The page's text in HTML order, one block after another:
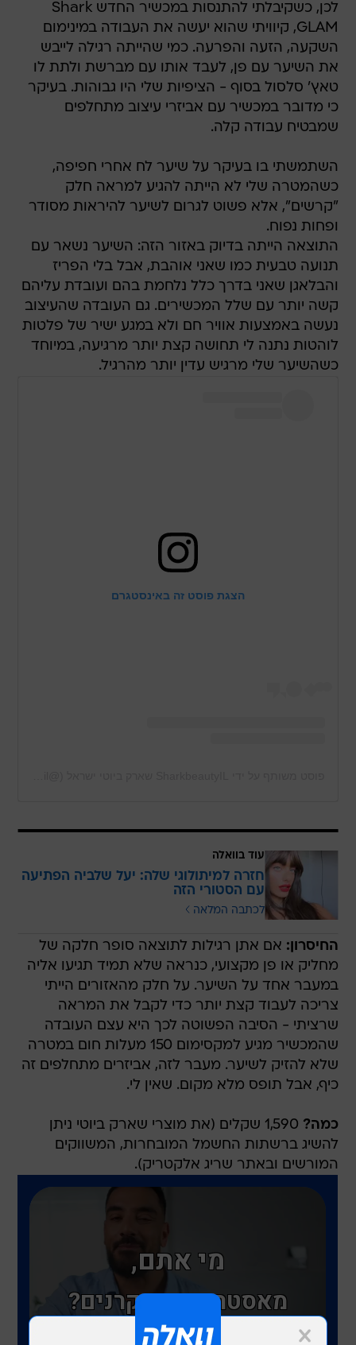
לכן, כשקיבלתי להתנסות במכשיר החדש Shark
GLAM, קיוויתי שהוא יעשה את העבודה במינימום
השקעה, הזעה והפרעה. כמי שהייתה רגילה לייבש
את השיער עם פן, לעבד אותו עם מברשת ולתת לו
טאץ' סלסול בסוף - הציפיות שלי היו גבוהות. בעיקר
כי מדובר במכשיר עם אביזרי עיצוב מתחלפים
שמבטיח עבודה קלה.
השתמשתי בו בעיקר על שיער לח אחרי חפיפה,
כשהמטרה שלי לא הייתה להגיע למראה חלק
"קרשים", אלא פשוט לגרום לשיער להיראות מסודר
ופחות נפוח.
התוצאה הייתה בדיוק באזור הזה: השיער נשאר עם
תנועה טבעית כמו שאני אוהבת, אבל בלי הפריז
והבלאגן שאני בדרך כלל נלחמת בהם ועובדת עליהם
קשה יותר עם שלל המכשירים. גם העובדה שהעיצוב
נעשה באמצעות אוויר חם ולא במגע ישיר של פלטות
לוהטות נתנה לי תחושה קצת יותר מרגיעה, במיוחד
כשהשיער שלי מרגיש עדין יותר מהרגיל.
הצגת פוסט זה באינסטגרם
עוד בוואלה
חזרה למיתולוגי שלה: יעל שלביה הפתיעה
עם הסטורי הזה
לכתבה המלאה
החיסרון: אם אתן רגילות לתוצאה סופר חלקה של
מחליק או פן מקצועי, כנראה שלא תמיד תגיעו אליה
במעבר אחד על השיער. על חלק מהאזורים הייתי
צריכה לעבוד קצת יותר כדי לקבל את המראה
שרציתי - הסיבה הפשוטה לכך היא עצם העובדה
שהמכשיר מגיע למקסימום 150 מעלות חום במטרה
שלא להזיק לשיער. מעבר לזה, אביזרים מתחלפים זה
כיף, אבל תופס מלא מקום. שאין לי.
כמה?
1,590 שקלים (את מוצרי שארק ביוטי ניתן
להשיג ברשתות החשמל המובחרות, המשווקים
המורשים ובאתר שריג אלקטריק).